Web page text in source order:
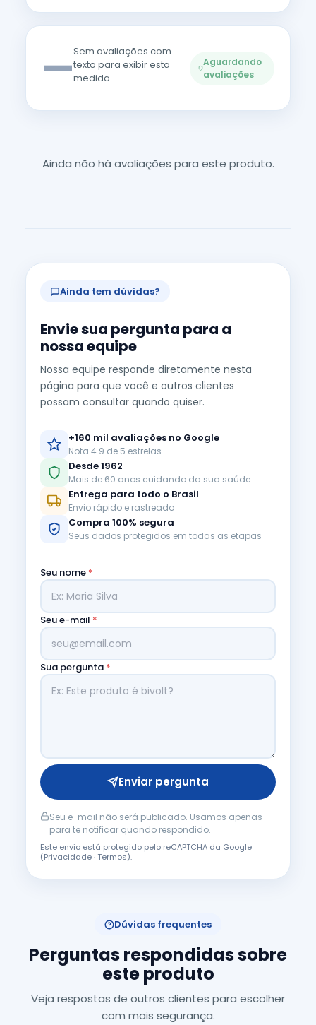
—Sem avaliações com
texto para exibir esta
medida.
Aguardando
avaliações
Ainda não há avaliações para este produto.
Ainda tem dúvidas?
Envie sua pergunta para a
nossa equipe
Nossa equipe responde diretamente nesta
página para que você e outros clientes
possam consultar quando quiser.
+160 mil avaliações no Google
Nota 4.9 de 5 estrelas
Desde 1962
Mais de 60 anos cuidando da sua saúde
Entrega para todo o Brasil
Envio rápido e rastreado
Compra 100% segura
Seus dados protegidos em todas as etapas
Seu nome *
Seu e-mail *
Sua pergunta *
Enviar pergunta
Seu e-mail não será publicado. Usamos apenas
para te notificar quando respondido.
Este envio está protegido pelo reCAPTCHA da Google
(Privacidade·Termos).
Dúvidas frequentes
Perguntas respondidas sobre
este produto
Veja respostas de outros clientes para escolher
com mais segurança.